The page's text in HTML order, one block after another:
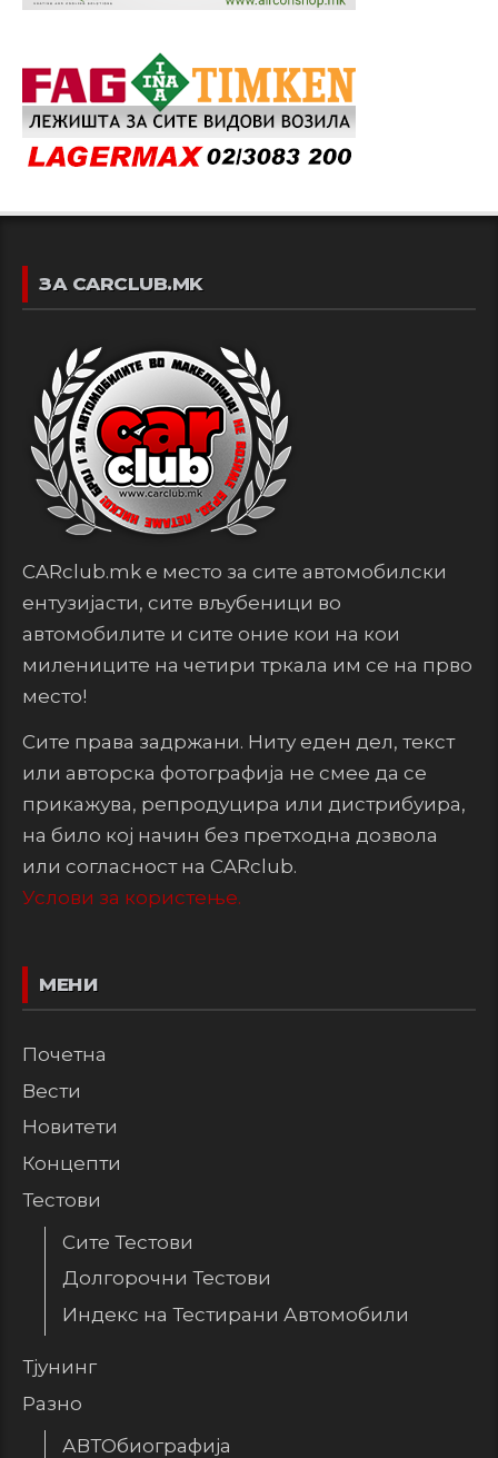
ЗА CARCLUB.MK
CARclub.mk е место за сите автомобилски
ентузијасти, сите вљубеници во
автомобилите и сите оние кои на кои
милениците на четири тркала им се на прво
место!
Сите права задржани. Ниту еден дел, текст
или авторска фотографија не смее да се
прикажува, репродуцира или дистрибуира,
на било кој начин без претходна дозвола
или согласност на CARclub.
Услови за користење.
МЕНИ
Почетна
Вести
Новитети
Концепти
Тестови
Сите Тестови
Долгорочни Тестови
Индекс на Тестирани Автомобили
Тјунинг
Разно
АВТОбиографија